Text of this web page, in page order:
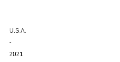
U.S.A.
-
2021